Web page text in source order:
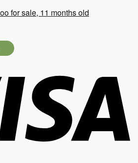
for sale, 11 months old